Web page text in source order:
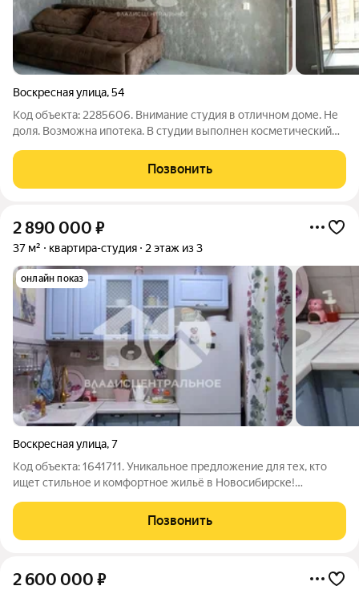
Воскресная улица,54
Код объекта: 2285606. Внимание студия в отличном доме. Не
доля. Возможна ипотека. В студии выполнен косметический
Магнит и другие магазины. Конечная остановка транспорта. В
пяти минутах река Обь,
Позвонить
2 890 000 ₽
37 м² квартира-студия 2 этаж из 3
онлайн показ
Воскресная улица,7
Код объекта: 1641711. Уникальное предложение для тех, кто
ищет стильное и комфортное жильё в Новосибирске!
улице, 7. Рядом расположен дендропарк им Синягина До
Бугринского пляжа 5 минут
Позвонить
2 600 000 ₽